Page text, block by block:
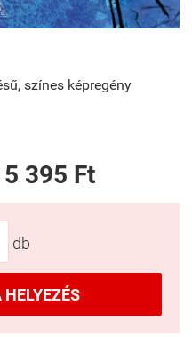
színes képregény
5 395 Ft
db
HELYEZÉS